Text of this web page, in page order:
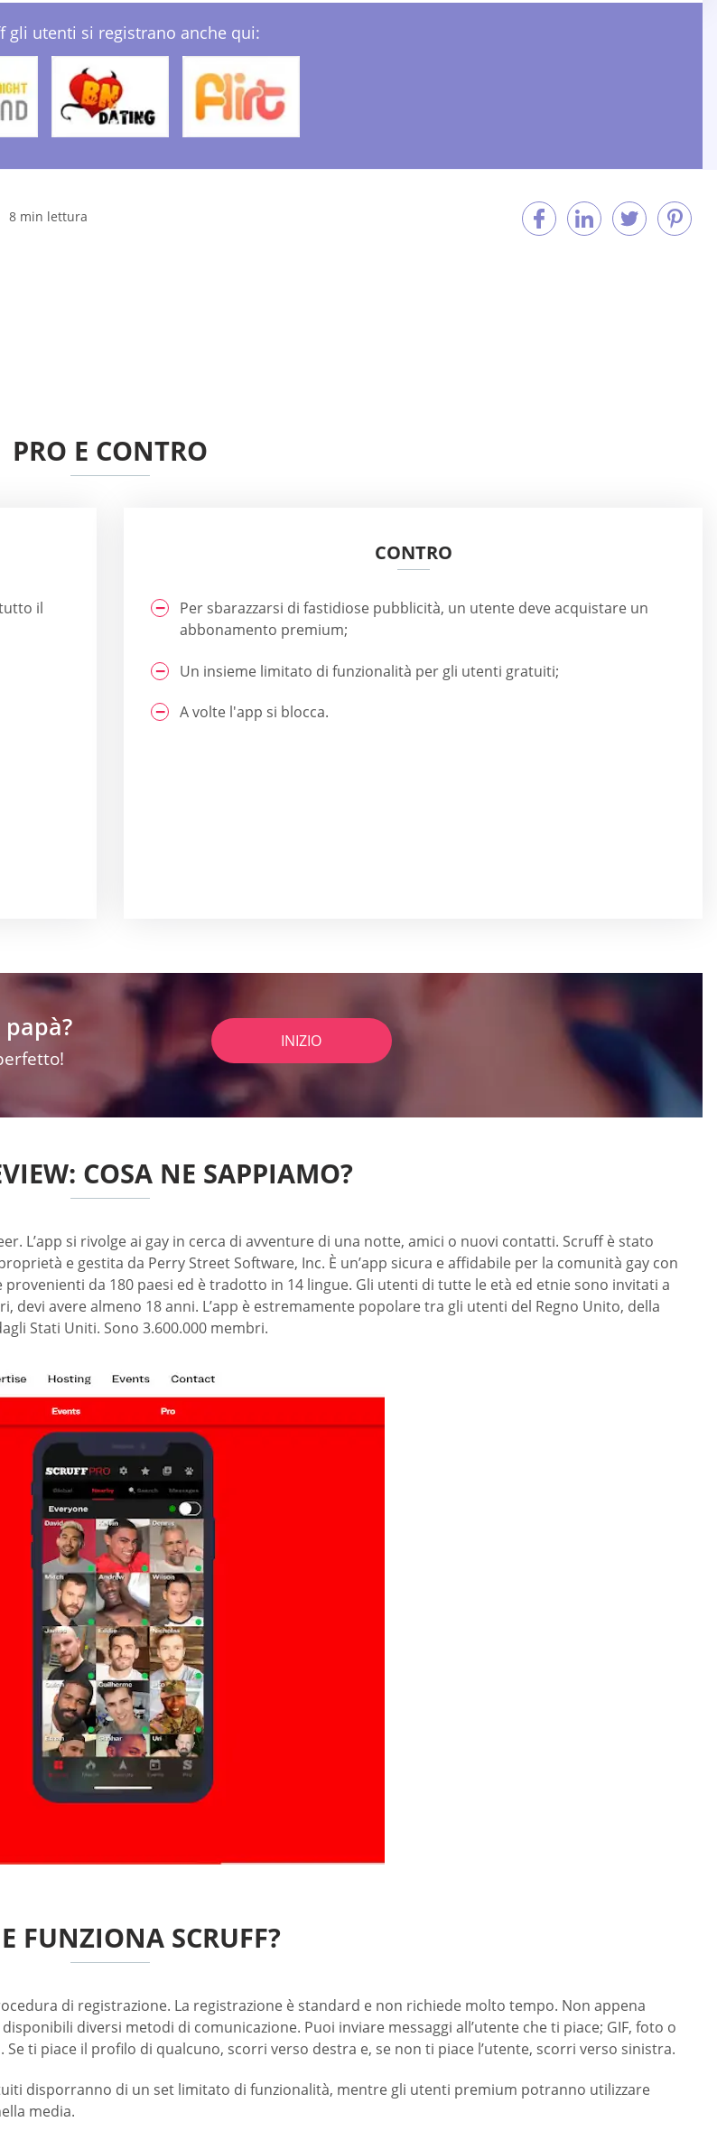
gli utenti si registrano anche qui:
8 min lettura
PRO E CONTRO
il
CONTRO
Per sbarazzarsi di fastidiose pubblicità, un utente deve acquistare un
abbonamento premium;
Un insieme limitato di funzionalità per gli utenti gratuiti;
A volte l'app si blocca.
INIZIO
COSA NE SAPPIAMO?
L’app si rivolge ai gay in cerca di avventure di una notte, amici o nuovi contatti. Scruff è stato
e gestita da Perry Street Software, Inc. È un’app sicura e affidabile per la comunità gay con
da 180 paesi ed è tradotto in 14 lingue. Gli utenti di tutte le età ed etnie sono invitati a
devi avere almeno 18 anni. L’app è estremamente popolare tra gli utenti del Regno Unito, della
Stati Uniti. Sono 3.600.000 membri.
FUNZIONA SCRUFF?
di registrazione. La registrazione è standard e non richiede molto tempo. Non appena
diversi metodi di comunicazione. Puoi inviare messaggi all’utente che ti piace; GIF, foto o
ti piace il profilo di qualcuno, scorri verso destra e, se non ti piace l’utente, scorri verso sinistra.
disporranno di un set limitato di funzionalità, mentre gli utenti premium potranno utilizzare
media.